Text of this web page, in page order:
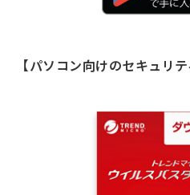
【パソコン向けのセキュリ